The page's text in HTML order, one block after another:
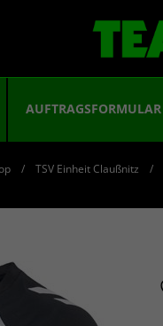
AUFTRAGSFORMULAR
TSV Einheit Claußnitz